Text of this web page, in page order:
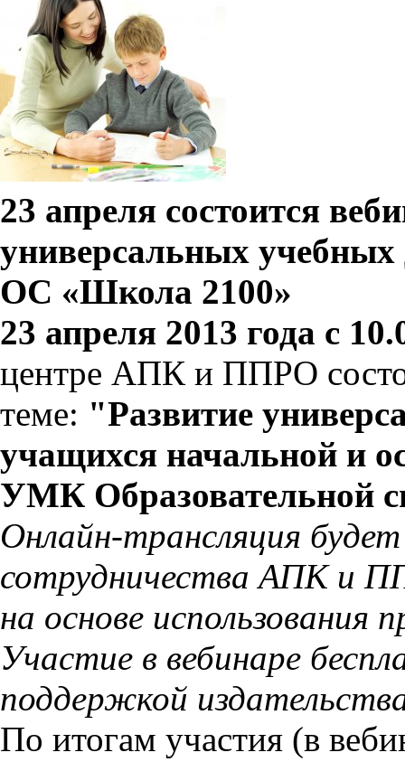
23 апреля состоится
универсальных
ОС «Школа 2100»
23 апреля 2013 года с
центре АПК и ППРО
теме: "Развитие
учащихся начальной и
УМК Образовательной
Онлайн-трансляция
сотрудничества АПК и
на основе использования
Участие в вебинаре
поддержкой
По итогам участия (в